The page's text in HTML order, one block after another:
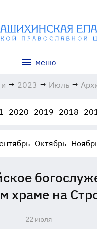
меню
→ 2023 → Июль →
2020 2019 2018
Октябрь
храме на
22 июля